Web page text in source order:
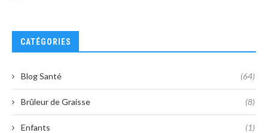
CATÉGORIES
Blog Santé (64)
Brûleur de Graisse (8)
Enfants (1)